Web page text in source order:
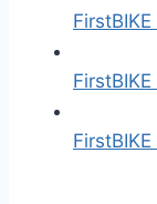
FirstBIKE
FirstBIKE